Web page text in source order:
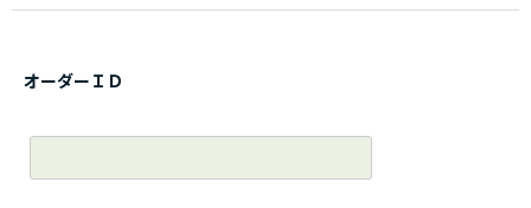
オーダーＩＤ